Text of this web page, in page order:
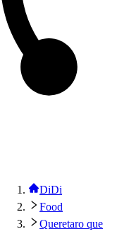
DiDi
Food
Queretaro que